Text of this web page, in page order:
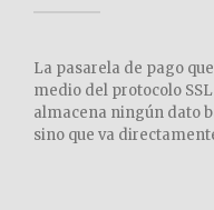
La pasarela de pago
medio del protocolo
almacena ningún dato
sino que va